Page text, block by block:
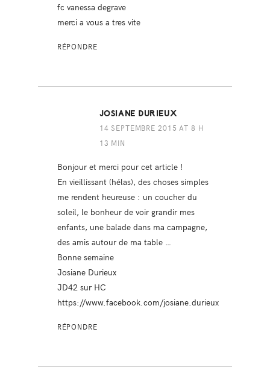
fc vanessa degrave
merci a vous a tres vite
RÉPONDRE
JOSIANE DURIEUX
14 SEPTEMBRE 2015 AT 8 H
13 MIN
Bonjour et merci pour cet article !
En vieillissant (hélas), des choses simples
me rendent heureuse : un coucher du
soleil, le bonheur de voir grandir mes
enfants, une balade dans ma campagne,
des amis autour de ma table …
Bonne semaine
Josiane Durieux
JD42 sur HC
https://www.facebook.com/josiane.durieux
RÉPONDRE